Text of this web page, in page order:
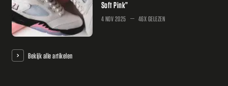
Soft Pink”
4 NOV 2025 46X GELEZEN
Bekijk alle artikelen